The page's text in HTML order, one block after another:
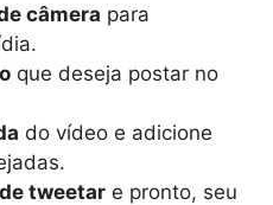
câmera para
que deseja postar no
do vídeo e adicione
tweetar e pronto, seu